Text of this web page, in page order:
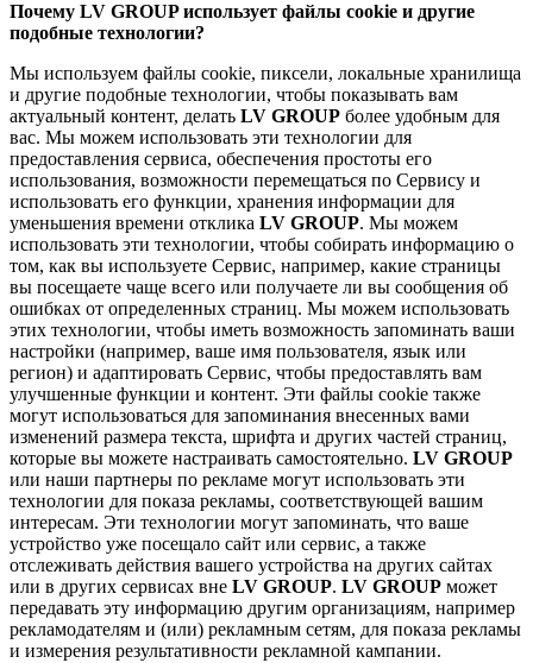
Почему LV GROUP использует файлы cookie и другие
подобные технологии?
Мы используем файлы cookie, пиксели, локальные хранилища
и другие подобные технологии, чтобы показывать вам
актуальный контент, делать LV GROUP более удобным для
вас. Мы можем использовать эти технологии для
предоставления сервиса, обеспечения простоты его
использования, возможности перемещаться по Сервису и
использовать его функции, хранения информации для
уменьшения времени отклика LV GROUP. Мы можем
использовать эти технологии, чтобы собирать информацию о
том, как вы используете Сервис, например, какие страницы
вы посещаете чаще всего или получаете ли вы сообщения об
ошибках от определенных страниц. Мы можем использовать
этих технологии, чтобы иметь возможность запоминать ваши
настройки (например, ваше имя пользователя, язык или
регион) и адаптировать Сервис, чтобы предоставлять вам
улучшенные функции и контент. Эти файлы cookie также
могут использоваться для запоминания внесенных вами
изменений размера текста, шрифта и других частей страниц,
которые вы можете настраивать самостоятельно. LV GROUP
или наши партнеры по рекламе могут использовать эти
технологии для показа рекламы, соответствующей вашим
интересам. Эти технологии могут запоминать, что ваше
устройство уже посещало сайт или сервис, а также
отслеживать действия вашего устройства на других сайтах
или в других сервисах вне LV GROUP. LV GROUP может
передавать эту информацию другим организациям, например
рекламодателям и (или) рекламным сетям, для показа рекламы
и измерения результативности рекламной кампании.